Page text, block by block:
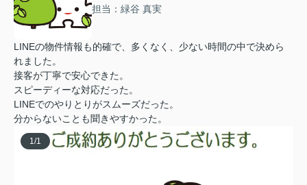
担当：緑谷 真実
LINEの物件情報も的確で、多くなく、少ない時間の中で決めら
れました。
接客が丁寧で安心できた。
スピーディーな対応だった。
LINEでのやりとりがスムーズだった。
分からないことも聞きやすかった。
1 /1